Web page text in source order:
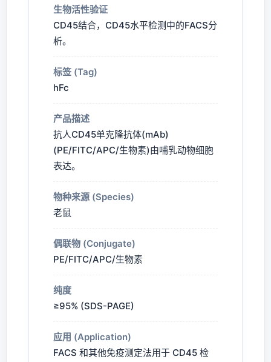
生物活性验证
CD45结合，CD45水平检测中的FACS分
析。
标签 (Tag)
hFc
产品描述
抗人CD45单克隆抗体(mAb)
(PE/FITC/APC/生物素)由哺乳动物细胞
表达。
物种来源 (Species)
老鼠
偶联物 (Conjugate)
PE/FITC/APC/生物素
纯度
≥95% (SDS-PAGE)
应用 (Application)
FACS 和其他免疫测定法用于 CD45 检